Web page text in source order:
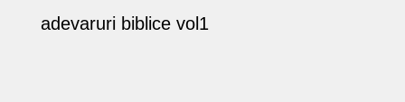
adevaruri biblice vol1